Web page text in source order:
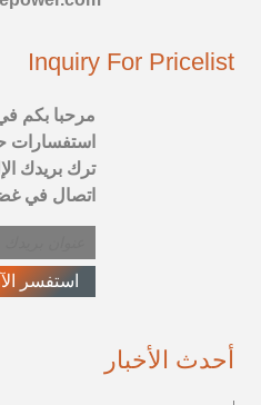
Inquiry For Pricelist
مرحبا بكم
استفسارات
ترك بريدك
اتصال في غضون
أحدث الأخبار